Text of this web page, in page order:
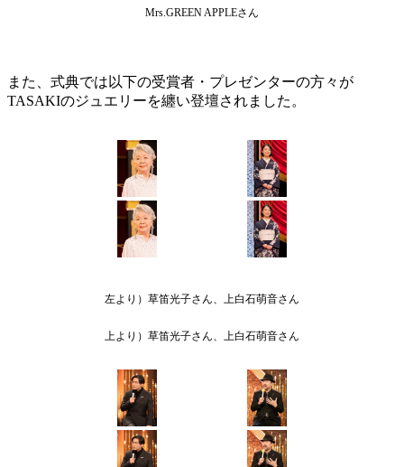
Mrs.GREEN APPLEさん
また、式典では以下の受賞者・プレゼンターの方々が
TASAKIのジュエリーを纏い登壇されました。
左より）草笛光子さん、上白石萌音さん
上より）草笛光子さん、上白石萌音さん